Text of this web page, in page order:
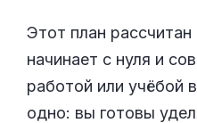
Этот план
начинает с нуля и
работой или учёбой
одно: вы готовы